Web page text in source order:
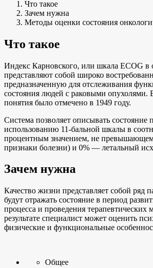
Что такое
Зачем нужна
Методы оценки состояния
Что такое
Индекс Карновского, или шкала ECOG в
представляют собой широко
предназначенную для отслеживания
состояния людей с раковыми опухолями.
понятия было отмечено в 1949 году.
Система позволяет описывать состояние
использованию 11-бальной шкалы в
процентным значением, не превышающем
признаки болезни) и 0% — летальный
Зачем нужна
Качество жизни представляет собой ряд
будут отражать состояние в период
процесса и проведения терапевтических
результате специалист может оценить
физические и функциональные
Общее